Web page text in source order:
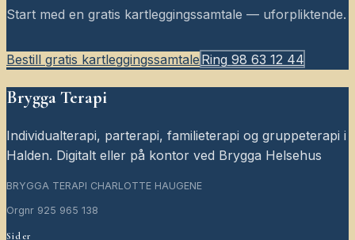
Start med en gratis kartleggingssamtale — uforpliktende.
Bestill gratis kartleggingssamtale Ring 98 63 12 44
Brygga Terapi
Individualterapi, parterapi, familieterapi og gruppeterapi i
Halden. Digitalt eller på kontor ved Brygga Helsehus
BRYGGA TERAPI CHARLOTTE HAUGENE
Orgnr 925 965 138
Sider